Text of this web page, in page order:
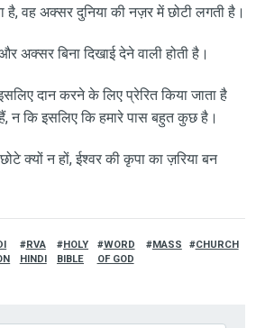
है, वह अक्सर दुनिया की नज़र में छोटी लगती है।
अक्सर बिना दिखाई देने वाली होती है।
दान करने के लिए प्रेरित किया जाता है
न कि इसलिए कि हमारे पास बहुत कुछ है।
क्यों न हों, ईश्वर की कृपा का ज़रिया बन
RVA
HINDI
HOLY
BIBLE
WORD
OF GOD
MASS CHURCH